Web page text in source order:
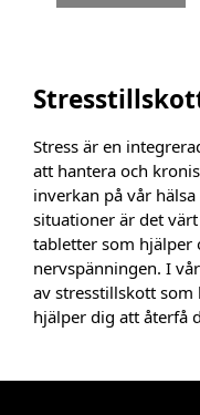
Stress är en
att hantera och
inverkan på vår
situationer är det
tabletter som hjälper
nervspänningen. I
av stresstillskott som
hjälper dig att återfå